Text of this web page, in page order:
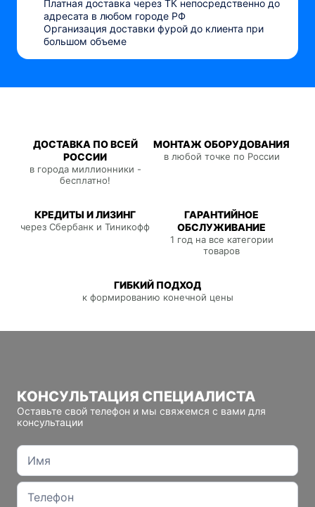
Платная доставка через ТК непосредственно до
адресата в любом городе РФ
Организация доставки фурой до клиента при
большом объеме
ДОСТАВКА ПО ВСЕЙ
РОССИИ
в города миллионники -
бесплатно!
МОНТАЖ ОБОРУДОВАНИЯ
в любой точке по России
КРЕДИТЫ И ЛИЗИНГ
через Сбербанк и Тиникофф
ГАРАНТИЙНОЕ
ОБСЛУЖИВАНИЕ
1 год на все категории
товаров
ГИБКИЙ ПОДХОД
к формированию конечной цены
КОНСУЛЬТАЦИЯ СПЕЦИАЛИСТА
Оставьте свой телефон и мы свяжемся с вами для
консультации